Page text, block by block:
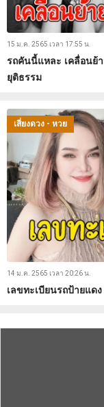
15 ม.ค. 2565 เวลา 17:55 น.
รถคันนี้แหละ เคลื่อนย้
ยุติธรรม
เสี่ยงดวง - หวย
14 ม.ค. 2565 เวลา 20:26 น.
เลขทะเบียนรถป้ายแด